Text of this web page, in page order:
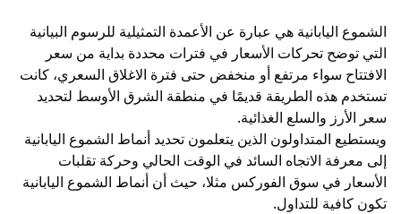
الشموع اليابانية هي عبارة عن الأعمدة التمثيلية للرسوم البيانية
التي توضح تحركات الأسعار في فترات محددة بداية من سعر
الافتتاح سواء مرتفع أو منخفض حتى فترة الاغلاق السعري، كانت
تستخدم هذه الطريقة قديمًا في منطقة الشرق الأوسط لتحديد
سعر الأرز والسلع الغذائية.
ويستطيع المتداولون الذين يتعلمون تحديد أنماط الشموع اليابانية
إلى معرفة الاتجاه السائد في الوقت الحالي وحركة تقلبات
الأسعار في سوق الفوركس مثلا، حيث أن أنماط الشموع اليابانية
تكون كافية للتداول.